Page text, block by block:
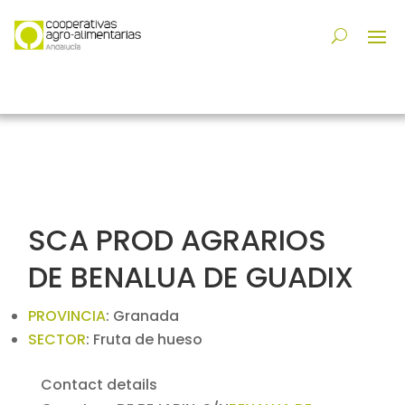
SCA PROD AGRARIOS
DE BENALUA DE GUADIX
PROVINCIA: Granada
SECTOR: Fruta de hueso
Contact details